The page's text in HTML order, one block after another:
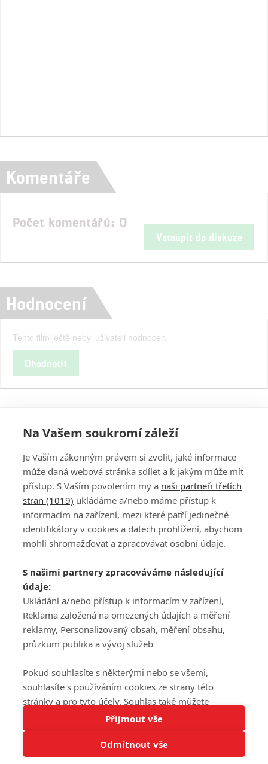
Tato stránka používá soubory cookies.
Rozumím
Komentáře
Počet komentářů: 0
Vstoupit do diskuze
Hodnocení
Tento film ještě nebyl uživateli hodnocen.
Ohodnotit
PŘIHLÁSIT
REGISTROVAT
DISKUZE
Šéfredaktorkou webu jePetr Slavík, e-mailserialy@fandimefilmu.cz
Máte-li zájem o inzerci na našem webu napište nám na e-mail
studio@koncal.com
Ochrana osobních údajů|Zásady používání cookies |Pravidla webu
Upravit nastavení soukromí
© 2016 – 2026 FandimeSerialum.cz / All rights reserved /
Na Vašem soukromí záleží
Je Vaším zákonným právem si zvolit, jaké informace
může daná webová stránka sdílet a k jakým může mít
přístup. S Vaším povolením my a naši partneři třetích
stran (1019) ukládáme a/nebo máme přístup k
informacím na zařízení, mezi které patří jedinečné
identifikátory v cookies a datech prohlížení, abychom
mohli shromažďovat a zpracovávat osobní údaje.
S našimi partnery zpracováváme následující
údaje:
Ukládání a/nebo přístup k informacím v zařízení,
Reklama založená na omezených údajích a měření
reklamy, Personalizovaný obsah, měření obsahu,
průzkum publika a vývoj služeb
Pokud souhlasíte s některými nebo se všemi,
souhlasíte s používáním cookies ze strany této
stránky a pro tyto účely. Souhlas také můžete
odmítnout, ale v takovém případě vám na stránce
nebudou k dispozici některé personalizované funkce.
Vaše volby souhlasu se budou vztahovat pouze na
tuto webovou stránku. Vaše nastavení a odvolání
Přijmout vše
Odmítnout vše